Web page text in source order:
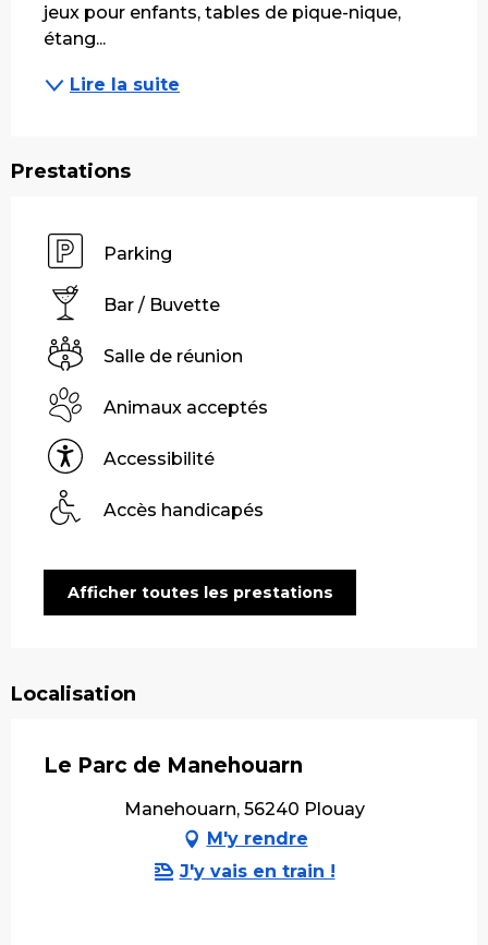
jeux pour enfants, tables de pique-nique,
étang...
Lire la suite
Prestations
Parking
Bar / Buvette
Salle de réunion
Animaux acceptés
Accessibilité
Accès handicapés
Afficher toutes les prestations
Localisation
Le Parc de Manehouarn
Manehouarn, 56240 Plouay
M'y rendre
J'y vais en train !